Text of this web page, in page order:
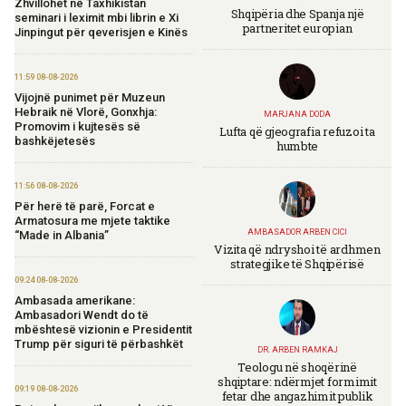
Zhvillohet në Taxhikistan
seminari i leximit mbi librin e Xi
Jinpingut për qeverisjen e Kinës
11:59 08-08-2026
Vijojnë punimet për Muzeun
Hebraik në Vlorë, Gonxhja:
Promovim i kujtesës së
bashkëjetesës
11:56 08-08-2026
Për herë të parë, Forcat e
Armatosura me mjete taktike
“Made in Albania”
09:24 08-08-2026
Ambasada amerikane:
Ambasadori Wendt do të
mbështesë vizionin e Presidentit
Trump për siguri të përbashkët
09:19 08-08-2026
Shqipëria dhe Spanja një
partneritet europian
MARJANA DODA
Lufta që gjeografia refuzoi ta
humbte
AMBASADOR ARBEN CICI
Vizita që ndryshoi të ardhmen
strategjike të Shqipërisë
DR. ARBEN RAMKAJ
Teologu në shoqërinë
shqiptare: ndërmjet formimit
fetar dhe angazhimit publik